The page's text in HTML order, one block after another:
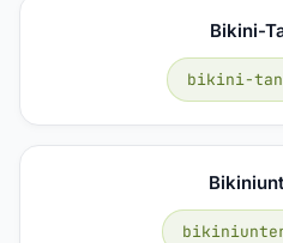
Bikini-
bikini-